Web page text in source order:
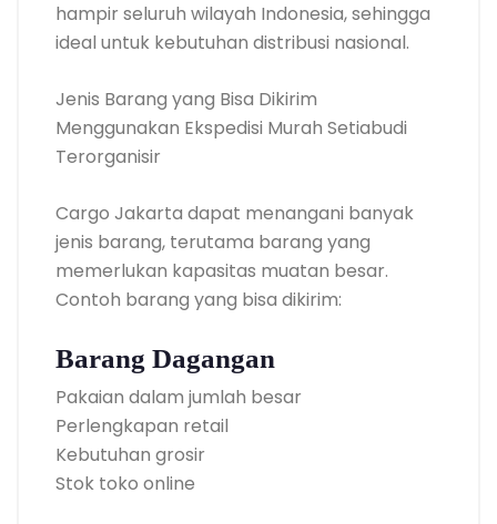
hampir seluruh wilayah Indonesia, sehingga
ideal untuk kebutuhan distribusi nasional.
Jenis Barang yang Bisa Dikirim
Menggunakan Ekspedisi Murah Setiabudi
Terorganisir
Cargo Jakarta dapat menangani banyak
jenis barang, terutama barang yang
memerlukan kapasitas muatan besar.
Contoh barang yang bisa dikirim:
Barang Dagangan
Pakaian dalam jumlah besar
Perlengkapan retail
Kebutuhan grosir
Stok toko online